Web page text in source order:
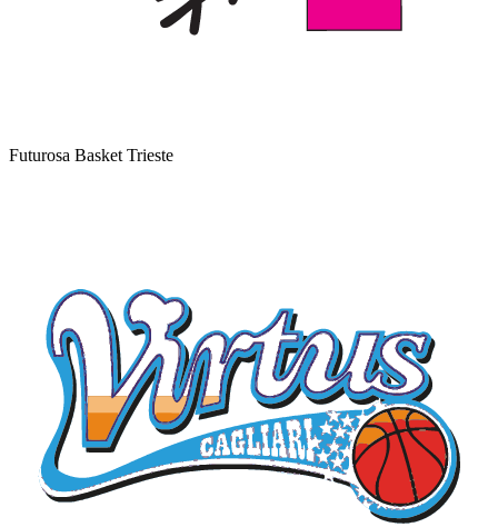
Futurosa Basket Trieste